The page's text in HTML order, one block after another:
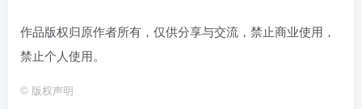
作品版权归原作者所有，仅供分享与交流，禁止商业使用，
禁止个人使用。
© 版权声明